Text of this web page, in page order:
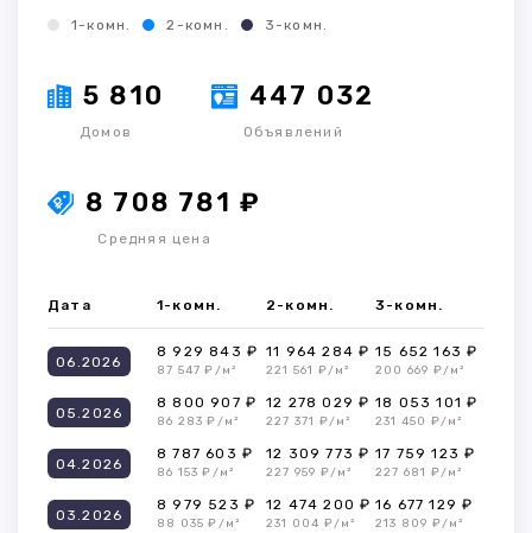
1-комн. 2-комн. 3-комн.
5 810
Домов
447 032
Объявлений
8 708 781 ₽
Средняя цена
Дата 1-комн. 2-комн. 3-комн.
06.2026
8 929 843 ₽
87 547 ₽/м²
11 964 284 ₽
221 561 ₽/м²
15 652 163 ₽
200 669 ₽/м²
05.2026
8 800 907 ₽
86 283 ₽/м²
12 278 029 ₽
227 371 ₽/м²
18 053 101 ₽
231 450 ₽/м²
04.2026
8 787 603 ₽
86 153 ₽/м²
12 309 773 ₽
227 959 ₽/м²
17 759 123 ₽
227 681 ₽/м²
03.2026
8 979 523 ₽
88 035 ₽/м²
12 474 200 ₽
231 004 ₽/м²
16 677 129 ₽
213 809 ₽/м²